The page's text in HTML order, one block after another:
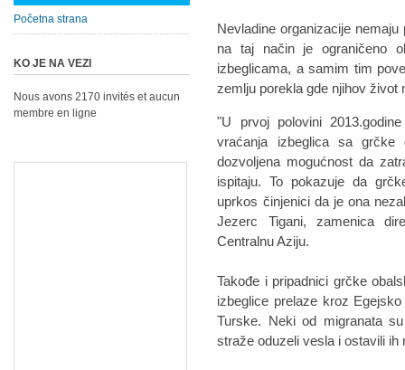
Nevladine organizacije
na taj način je ograničeno
izbeglicama, a samim tim
zemlju porekla gde njihov život
"U prvoj polovini
vraćanja izbeglica sa
dozvoljena mogućnost da
ispitaju. To pokazuje da
uprkos činjenici da je ona
Jezerc Tigani, zamenica
Centralnu Aziju.
Takođe i pripadnici grčke
izbeglice prelaze kroz
Turske. Neki od migranata
straže oduzeli vesla i ostavili ih
Početna strana
KO JE NA VEZI
Nous avons 2170 invités et aucun
membre en ligne